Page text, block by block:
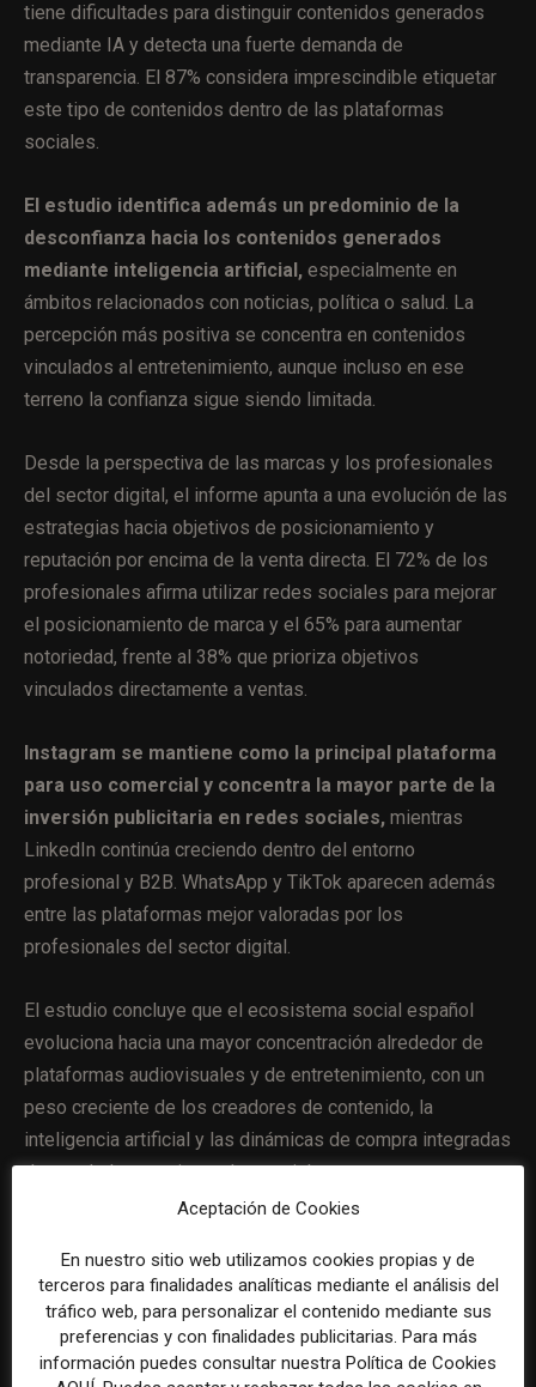
tiene dificultades para distinguir contenidos generados
mediante IA y detecta una fuerte demanda de
transparencia. El 87% considera imprescindible etiquetar
este tipo de contenidos dentro de las plataformas
sociales.
El estudio identifica además un predominio de la
desconfianza hacia los contenidos generados
mediante inteligencia artificial, especialmente en
ámbitos relacionados con noticias, política o salud. La
percepción más positiva se concentra en contenidos
vinculados al entretenimiento, aunque incluso en ese
terreno la confianza sigue siendo limitada.
Desde la perspectiva de las marcas y los profesionales
del sector digital, el informe apunta a una evolución de las
estrategias hacia objetivos de posicionamiento y
reputación por encima de la venta directa. El 72% de los
profesionales afirma utilizar redes sociales para mejorar
el posicionamiento de marca y el 65% para aumentar
notoriedad, frente al 38% que prioriza objetivos
vinculados directamente a ventas.
Instagram se mantiene como la principal plataforma
para uso comercial y concentra la mayor parte de la
inversión publicitaria en redes sociales, mientras
LinkedIn continúa creciendo dentro del entorno
profesional y B2B. WhatsApp y TikTok aparecen además
entre las plataformas mejor valoradas por los
profesionales del sector digital.
El estudio concluye que el ecosistema social español
evoluciona hacia una mayor concentración alrededor de
plataformas audiovisuales y de entretenimiento, con un
peso creciente de los creadores de contenido, la
inteligencia artificial y las dinámicas de compra integradas
dentro de las propias redes sociales.
Artículo anterior
Un proyecto europeo
desarrolla un modelo
Artículo siguiente
Minute Media lays off 12% of
workforce, reverses course on
Aceptación de Cookies
En nuestro sitio web utilizamos cookies propias y de
terceros para finalidades analíticas mediante el análisis del
tráfico web, para personalizar el contenido mediante sus
preferencias y con finalidades publicitarias. Para más
información puedes consultar nuestra Política de Cookies